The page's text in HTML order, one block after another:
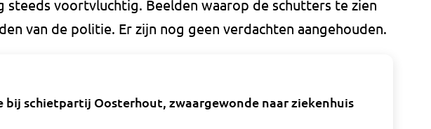
steeds voortvluchtig. Beelden waarop de schutters te zien
van de politie. Er zijn nog geen verdachten aangehouden.
bij schietpartij Oosterhout, zwaargewonde naar ziekenhuis